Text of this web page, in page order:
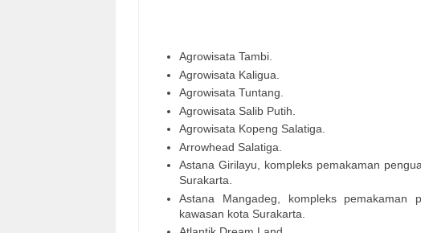
Agrowisata Tambi.
Agrowisata Kaligua.
Agrowisata Tuntang.
Agrowisata Salib Putih.
Agrowisata Kopeng Salatiga.
Arrowhead Salatiga.
Astana Girilayu, kompleks pemakaman
Surakarta.
Astana Mangadeg, kompleks pemakaman
kawasan kota Surakarta.